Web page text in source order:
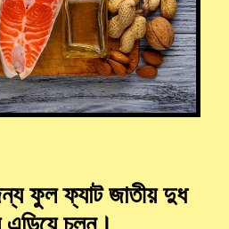
ফুল ফ্যাট জাতীয় দুধ